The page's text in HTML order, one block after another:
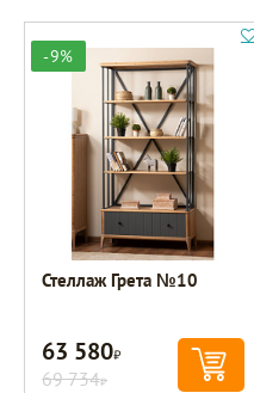
-9%
Стеллаж Грета №10
63 580Р
69 734Р